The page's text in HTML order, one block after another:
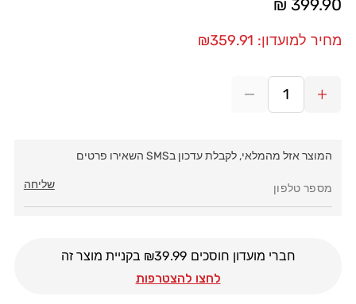
מחיר
399.90 ₪
מחיר למועדון: ₪359.91
הגדל
סיר
יציקת
ברזל
סיר
6
ליטר
המוצר אזל מהמלאי, לקבלת עדכון בSMS השאירו פרטים
שליחה
חברי מועדון חוסכים ₪ 39.99
בקניית מוצר זה
לחצו להצטרפות